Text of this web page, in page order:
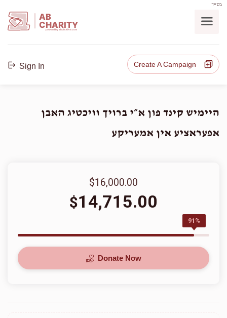
בס"ד
AB
CHARITY
powerd by ahblicklive.com
Sign In Create A Campaign
היימיש קינד פון א״י ברויך וויכטיג האבן
אפעראציע אין אמעריקע
$16,000.00
$14,715.00
91%
Donate Now